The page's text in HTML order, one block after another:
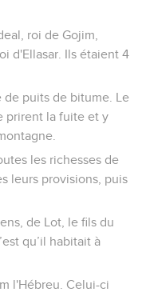
roi de Gojim,
d'Ellasar. Ils étaient 4
de puits de bitume. Le
prirent la fuite et y
les richesses de
leurs provisions, puis
de Lot, le fils du
qu’il habitait à
l'Hébreu. Celui-ci